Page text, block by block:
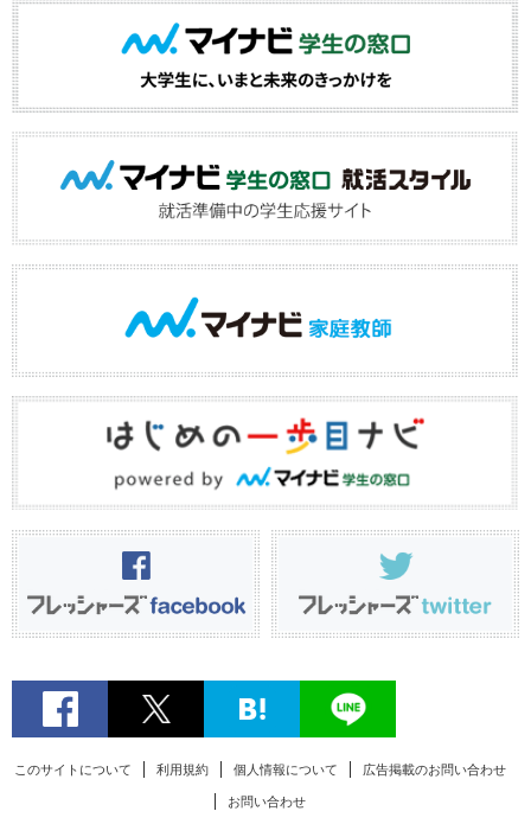
このサイトについて 利用規約 個人情報について 広告掲載のお問い合わせ
お問い合わせ